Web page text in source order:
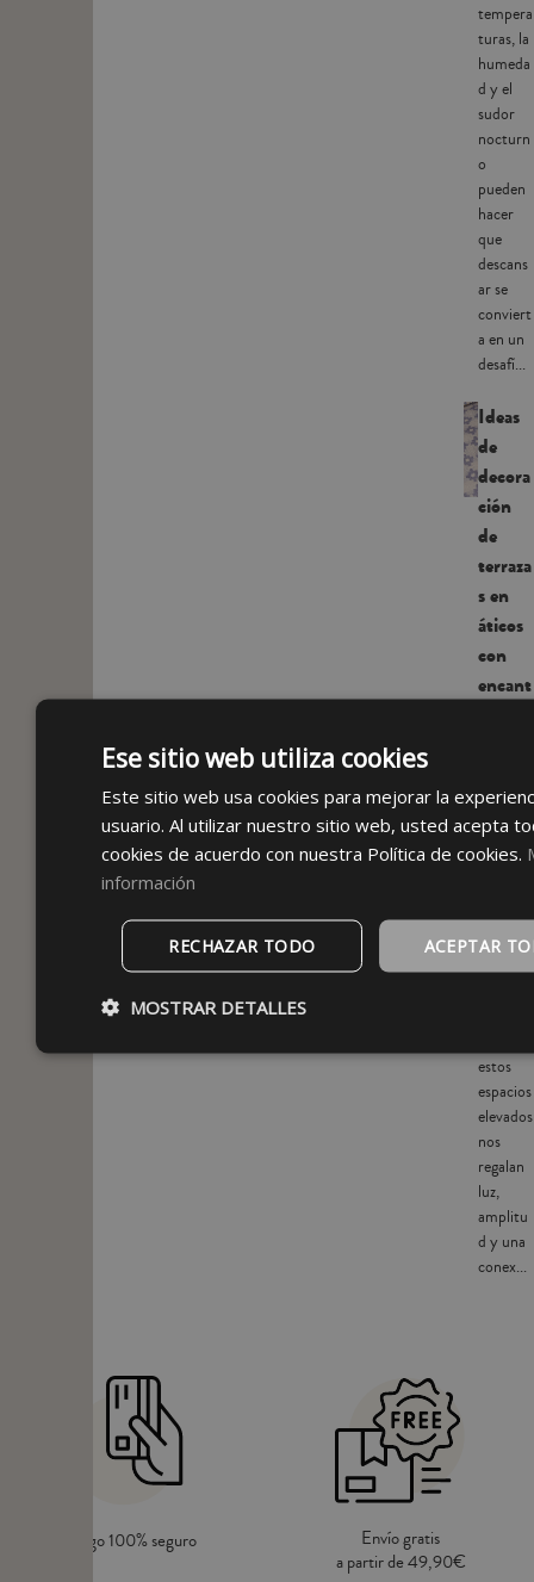
tempera
turas, la
humeda
d y el
sudor
nocturn
o
pueden
hacer
que
descans
ar se
conviert
a en un
desafí...
Ideas
de
decora
ción
de
terraza
s en
áticos
con
encant
en
áticos
tienen
algo
Ya sea
en plena
ciudad o
estos
espacios
elevados
nos
regalan
luz,
amplitu
d y una
conex...
Pago 100% seguro
Envío gratis
a partir de 49,90€
Ese sitio web utiliza cookies
Este sitio web usa cookies para mejorar la
usuario. Al utilizar nuestro sitio web, usted acepta
cookies de acuerdo con nuestra Política de cookies.
información
ACEPTAR
RECHAZAR TODO
MOSTRAR DETALLES